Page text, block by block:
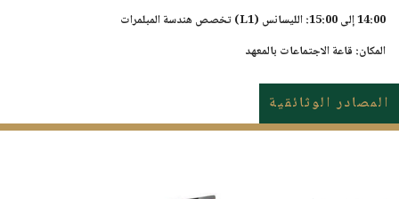
14:00 إلى 15:00: الليسانس (L1) تخصص هندسة المبلمرات
المكان: قاعة الاجتماعات بالمعهد
المصادر الوثائقية